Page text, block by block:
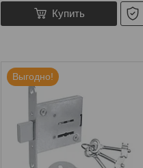
Купить
Выгодно!